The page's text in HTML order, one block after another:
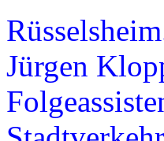
Jürgen